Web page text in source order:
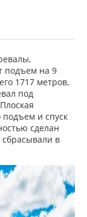
подъем на 9
1717 метров,
под
подъем и спуск
сделан
в